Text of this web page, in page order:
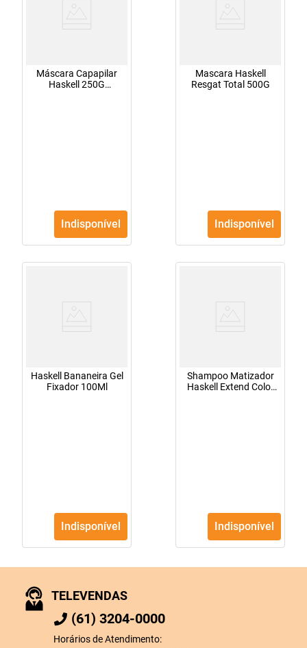
Máscara Capapilar
Haskell 250G
Indisponível
Mascara Haskell
Resgat Total 500G
Indisponível
Haskell Bananeira Gel
Fixador 100Ml
Indisponível
Shampoo Matizador
Haskell Extend Color
Indisponível
TELEVENDAS
(61) 3204-0000
Horários de Atendimento: